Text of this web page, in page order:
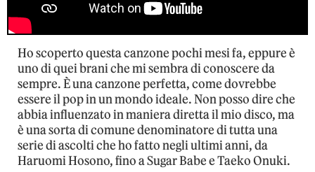
Ho scoperto questa canzone pochi mesi fa, eppure è
uno di quei brani che mi sembra di conoscere da
sempre. È una canzone perfetta, come dovrebbe
essere il pop in un mondo ideale. Non posso dire che
abbia influenzato in maniera diretta il mio disco, ma
è una sorta di comune denominatore di tutta una
serie di ascolti che ho fatto negli ultimi anni, da
Haruomi Hosono, fino a Sugar Babe e Taeko Onuki.